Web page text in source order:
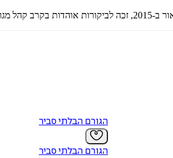
ובחו"ל.
הגורם הבלתי סביר
הגורם הבלתי סביר